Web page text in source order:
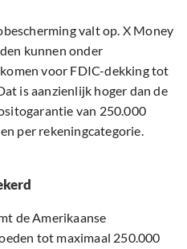
valt op. X Money
kunnen onder
voor FDIC-dekking tot
is aanzienlijk hoger dan de
van 250.000
per rekeningcategorie.
de Amerikaanse
tot maximaal 250.000